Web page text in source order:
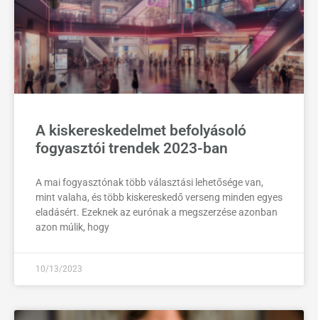
A kiskereskedelmet befolyásoló
fogyasztói trendek 2023-ban
A mai fogyasztónak több választási lehetősége van,
mint valaha, és több kiskereskedő verseng minden egyes
eladásért. Ezeknek az eurónak a megszerzése azonban
azon múlik, hogy
10/13/2023